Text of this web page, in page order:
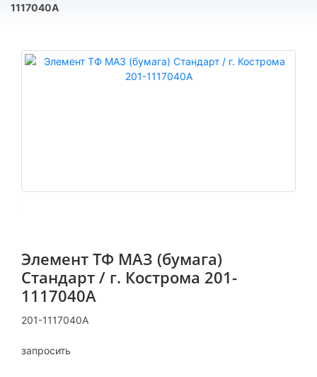
1117040А
Элемент ТФ МАЗ (бумага)
Стандарт / г. Кострома 201-
1117040А
201-1117040А
запросить